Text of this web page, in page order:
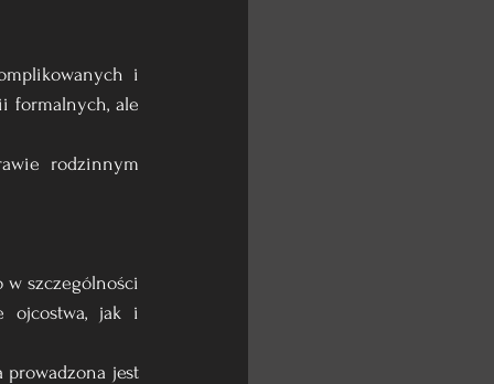
i
formalnych, ale
rodzinnym
w szczególności
ojcostwa, jak i
prowadzona jest